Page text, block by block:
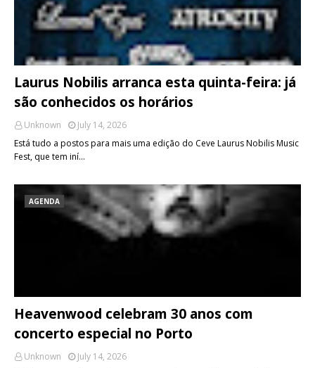
Laurus Nobilis arranca esta quinta-feira: já
são conhecidos os horários
Unknown
July 14, 2026
Está tudo a postos para mais uma edição do Ceve Laurus Nobilis Music
Fest, que tem iní…
AGENDA
Heavenwood celebram 30 anos com
concerto especial no Porto
Unknown
July 14, 2026